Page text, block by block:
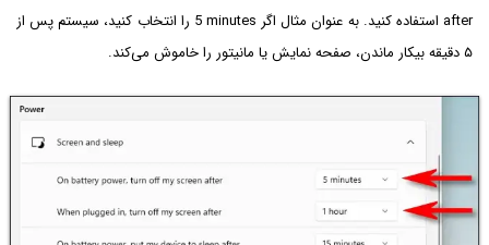
after استفاده کنید. به عنوان مثال اگر
5 minutes را انتخاب کنید، سیستم پس از
۵ دقیقه بیکار ماندن، صفحه نمایش یا مانیتور را خاموش می‌کند.